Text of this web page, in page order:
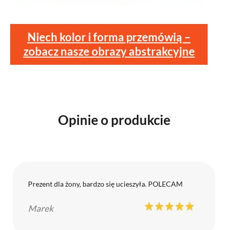
Niech kolor i forma przemówią –
zobacz nasze obrazy abstrakcyjne
Opinie o produkcie
Prezent dla żony, bardzo się ucieszyła. POLECAM
Marek